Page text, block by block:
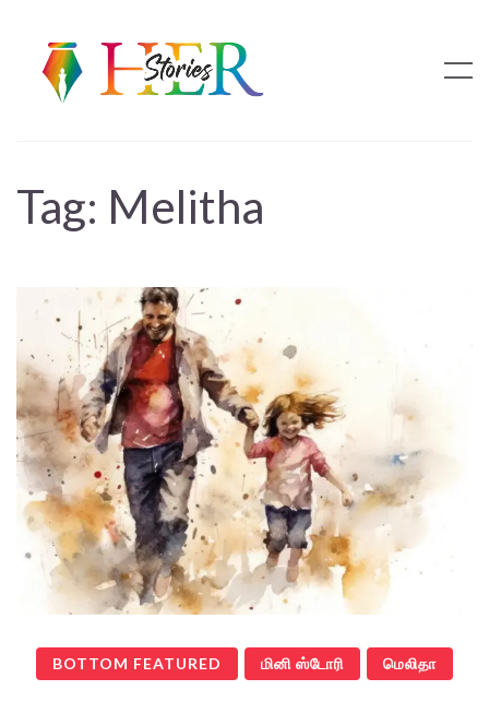
Tag: Melitha
BOTTOM FEATURED மினி ஸ்டோரி மெலிதா